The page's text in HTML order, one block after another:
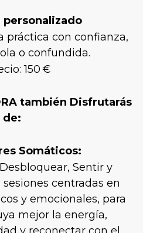
personalizado
práctica con confianza,
o confundida.
150 €
también Disfrutarás
de:
Somáticos:
Sentir y
sesiones centradas en
y emocionales, para
mejor la energía,